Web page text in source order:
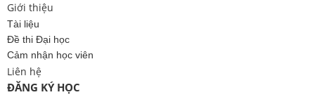
Giới thiệu
Tài liệu
Đề thi Đại học
Cảm nhận học viên
Liên hệ
ĐĂNG KÝ HỌC